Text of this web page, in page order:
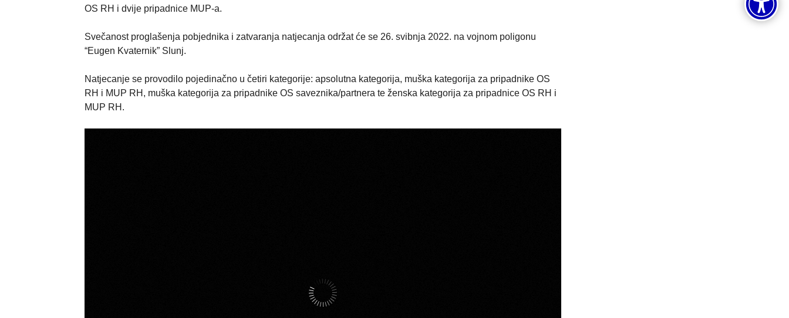
OS RH i dvije pripadnice MUP-a.
Svečanost proglašenja pobjednika i zatvaranja natjecanja održat će se 26. svibnja 2022. na vojnom poligonu
“Eugen Kvaternik” Slunj.
Natjecanje se provodilo pojedinačno u četiri kategorije: apsolutna kategorija, muška kategorija za pripadnike OS
RH i MUP RH, muška kategorija za pripadnike OS saveznika/partnera te ženska kategorija za pripadnice OS RH i
MUP RH.